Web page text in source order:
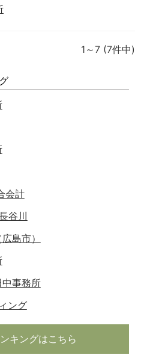
1～7 (7件中)
会計
谷川
島市）
事務所
ング
キングはこちら